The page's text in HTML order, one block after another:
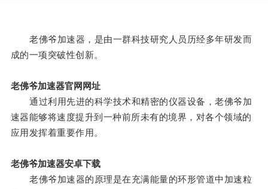
老佛爷加速器，是由一群科技研究人员历经多年研发而
成的一项突破性创新。
老佛爷加速器官网网址
通过利用先进的科学技术和精密的仪器设备，老佛爷加
速器能够将速度提升到一种前所未有的境界，对各个领域的
应用发挥着重要作用。
老佛爷加速器安卓下载
老佛爷加速器的原理是在充满能量的环形管道中加速粒